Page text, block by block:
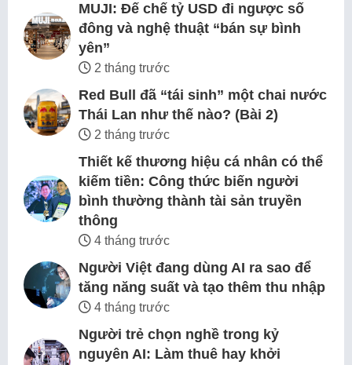
MUJI: Đế chế tỷ USD đi ngược số
đông và nghệ thuật “bán sự bình
yên”
2 tháng trước
Red Bull đã “tái sinh” một chai nước
Thái Lan như thế nào? (Bài 2)
2 tháng trước
Thiết kế thương hiệu cá nhân có thể
kiếm tiền: Công thức biến người
bình thường thành tài sản truyền
thông
4 tháng trước
Người Việt đang dùng AI ra sao để
tăng năng suất và tạo thêm thu nhập
4 tháng trước
Người trẻ chọn nghề trong kỷ
nguyên AI: Làm thuê hay khởi